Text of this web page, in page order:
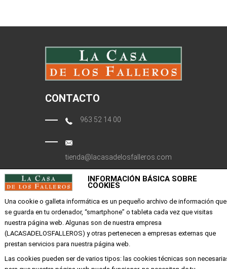
CONTACTO
963 52 14 00
tienda@lacasadelosfalleros.com
Calle Quevedo 6
46001 Valencia
EMPRESA
Mi cuenta
Aviso legal
INFORMACIÓN BÁSICA SOBRE
COOKIES
Una cookie o galleta informática es un pequeño archivo de información que
se guarda en tu ordenador, “smartphone” o tableta cada vez que visitas
nuestra página web. Algunas son de nuestra empresa
(LACASADELOSFALLEROS) y otras pertenecen a empresas externas que
prestan servicios para nuestra página web.
Las cookies pueden ser de varios tipos: las cookies técnicas son